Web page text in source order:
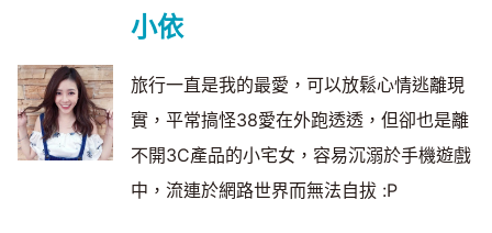
小依
旅行一直是我的最愛，可以放鬆心情逃離現
實，平常搞怪38愛在外跑透透，但卻也是離
不開3C產品的小宅女，容易沉溺於手機遊戲
中，流連於網路世界而無法自拔 :P